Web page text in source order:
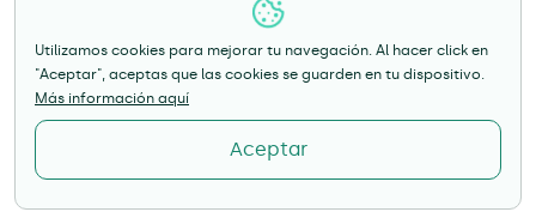
Utilizamos cookies para mejorar tu navegación. Al hacer click en
"Aceptar", aceptas que las cookies se guarden en tu dispositivo.
Más información aquí
Aceptar